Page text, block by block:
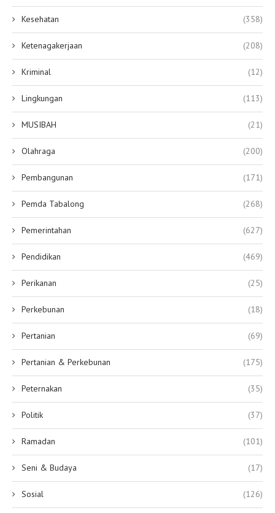
Kesehatan (358)
Ketenagakerjaan (208)
Kriminal (12)
Lingkungan (113)
MUSIBAH (21)
Olahraga (200)
Pembangunan (171)
Pemda Tabalong (268)
Pemerintahan (627)
Pendidikan (469)
Perikanan (25)
Perkebunan (18)
Pertanian (69)
Pertanian & Perkebunan (175)
Peternakan (35)
Politik (37)
Ramadan (101)
Seni & Budaya (17)
Sosial (126)